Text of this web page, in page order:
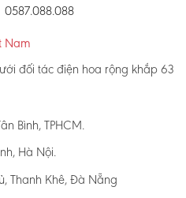
Nam
đối tác điện hoa rộng khắp 63
Bình, TPHCM.
Hà Nội.
Thanh Khê, Đà Nẵng